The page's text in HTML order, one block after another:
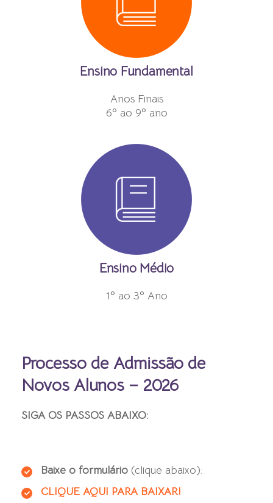
Ensino Fundamental
Anos Finais
6º ao 9º ano
Ensino Médio
1º ao 3º Ano
Processo de Admissão de
Novos Alunos – 2026
SIGA OS PASSOS ABAIXO:
Baixe o formulário (clique abaixo):
CLIQUE AQUI PARA BAIXAR!